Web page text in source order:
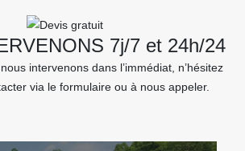
7j/7 et 24h/24
intervenons dans l’immédiat, n’hésitez
via le formulaire ou à nous appeler.